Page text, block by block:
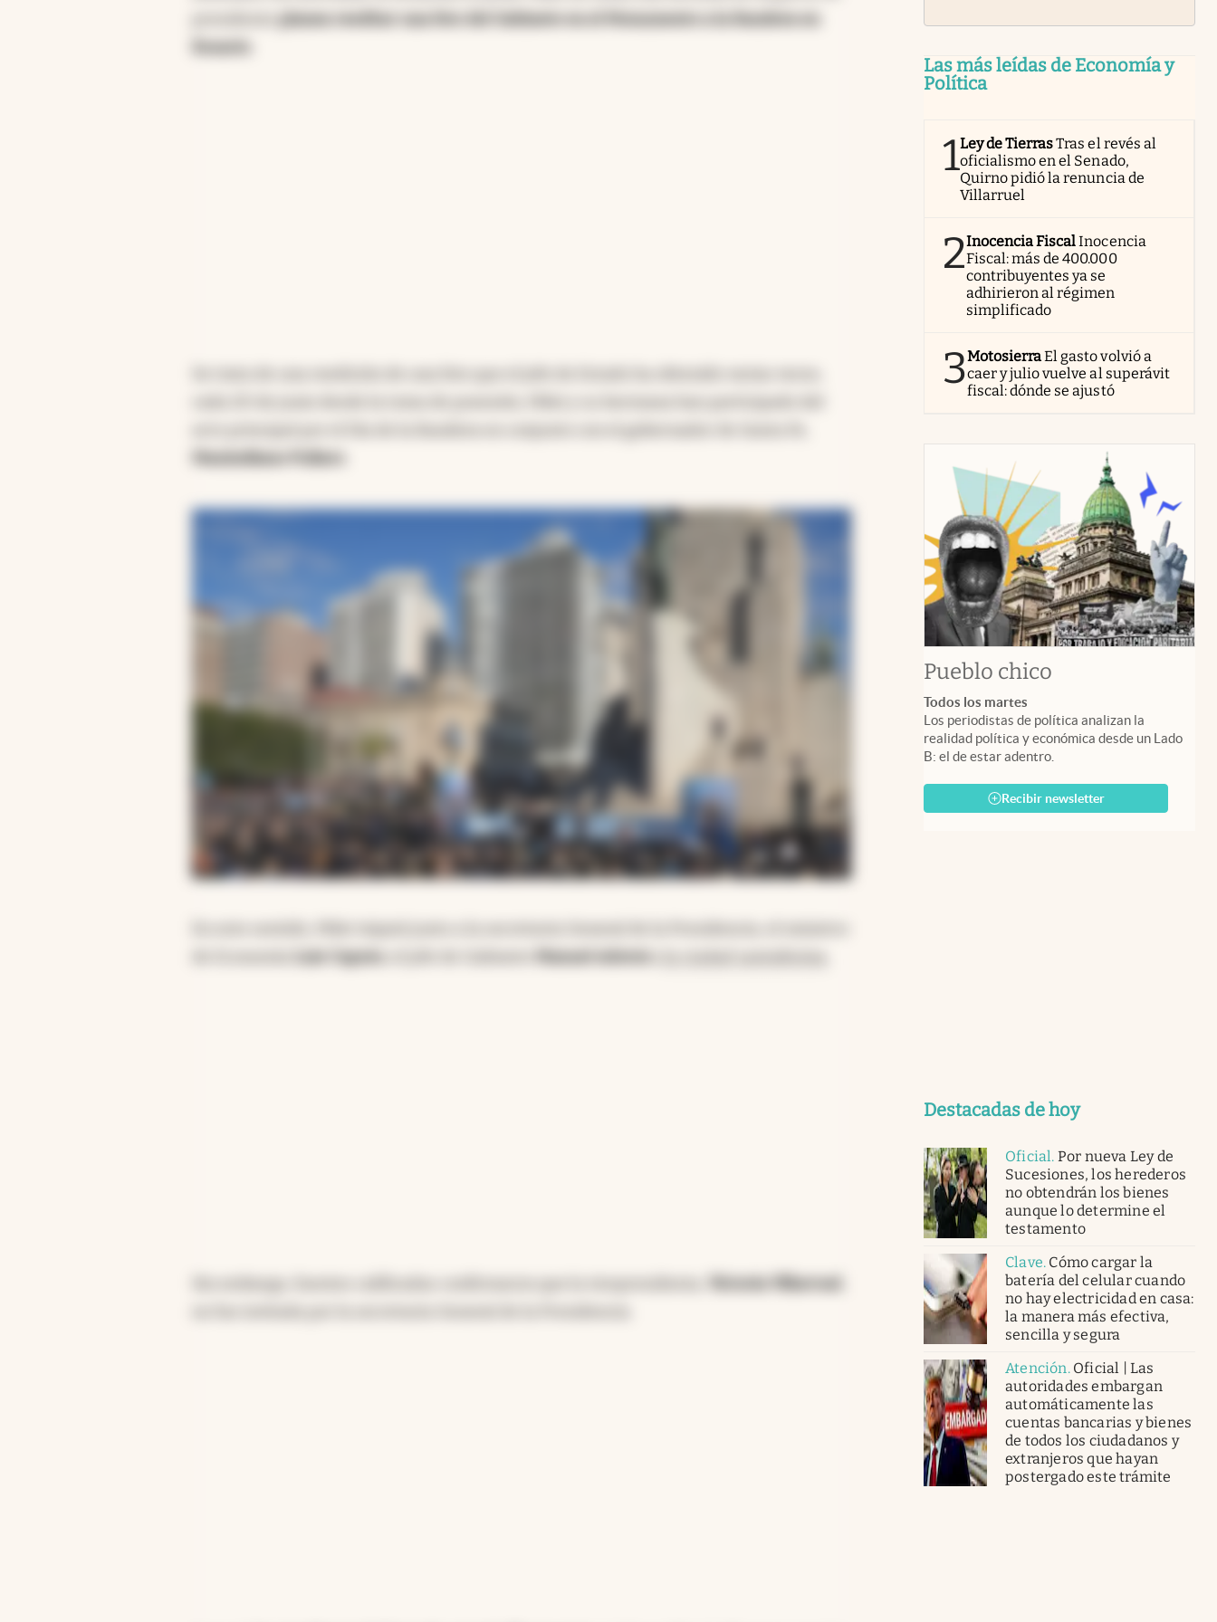
planea reeditar una foto del Gabinete en el Monumento a la Bandera en
Rosario
Maximiliano Pullaro
Luis Caputo
Las más leídas de Economía y
Política
1Ley de TierrasTras el revés al
oficialismo en el Senado,
Quirno pidió la renuncia de
Villarruel
2Inocencia FiscalInocencia
Fiscal: más de 400.000
contribuyentes ya se
adhirieron al régimen
simplificado
3MotosierraEl gasto volvió a
caer y julio vuelve al superávit
fiscal: dónde se ajustó
Pueblo chico
Todos los martes
Los periodistas de política analizan la
realidad política y económica desde un Lado
B: el de estar adentro.
Recibir newsletter
Destacadas de hoy
Oficial. Por nueva Ley de
Sucesiones, los herederos
no obtendrán los bienes
aunque lo determine el
testamento
Clave. Cómo cargar la
batería del celular cuando
no hay electricidad en casa:
la manera más efectiva,
sencilla y segura
Atención. Oficial | Las
autoridades embargan
automáticamente las
cuentas bancarias y bienes
de todos los ciudadanos y
extranjeros que hayan
postergado este trámite